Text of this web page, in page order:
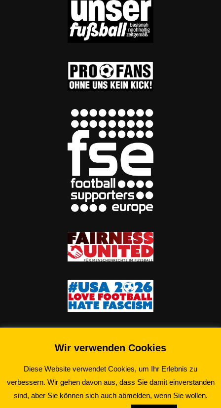
Wir verwenden Cookies
Diese Website verwendet Cookies, um Ihr Erlebnis zu
verbessern. Wir gehen davon aus, dass Sie damit einverstanden
sind, aber Sie können sich auch abmelden, wenn Sie wollen.